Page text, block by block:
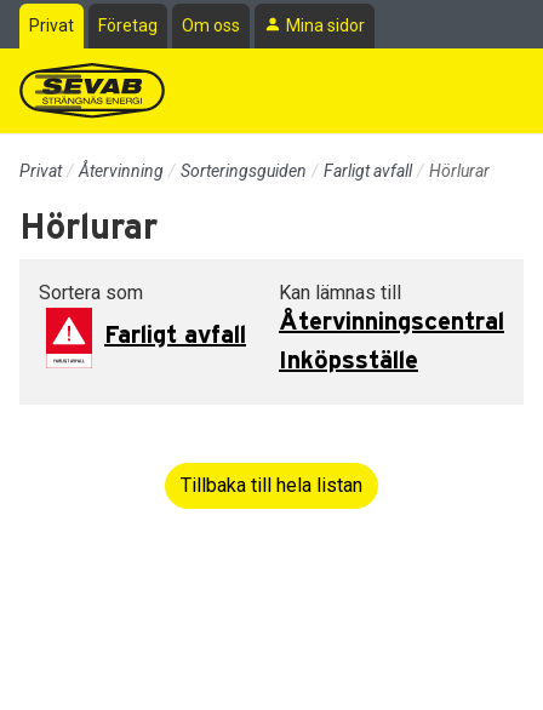
Till sidans huvudinnehåll
Privat Företag Om oss Mina sidor
Privat Återvinning Sorteringsguiden Farligt avfall Hörlurar
Hörlurar
Sortera som
Farligt avfall
Kan lämnas till
Återvinningscentral
Inköpsställe
Tillbaka till hela listan